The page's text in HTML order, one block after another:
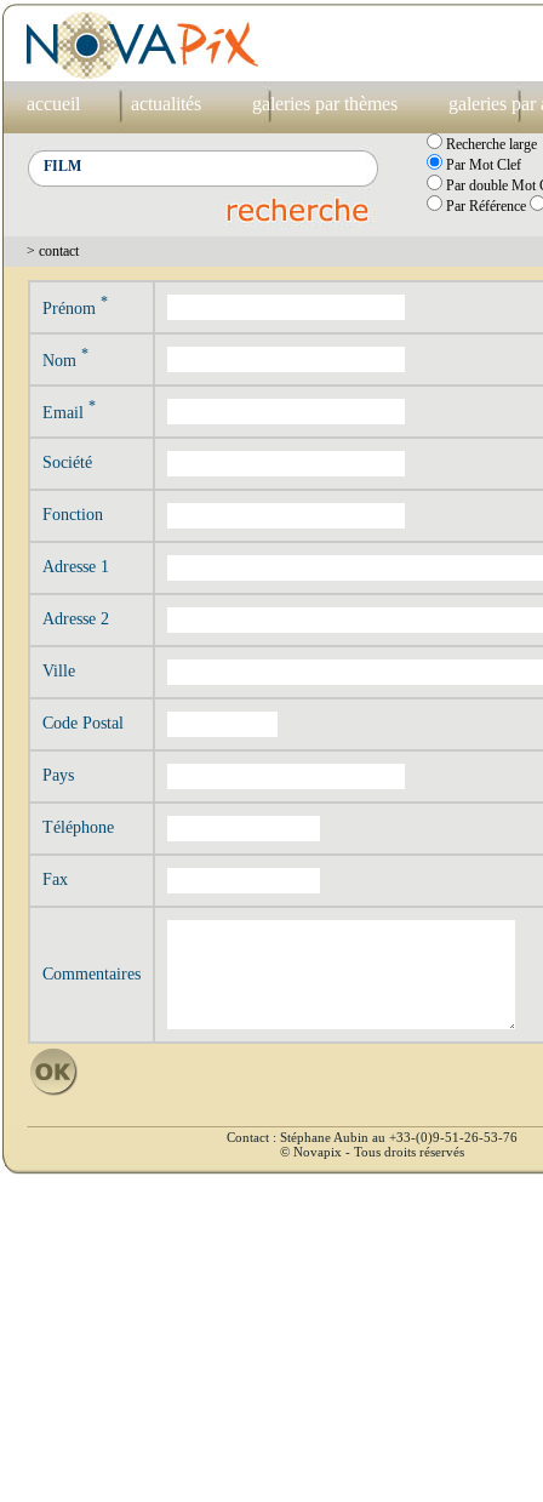
accueil actualités galeries par thèmes galeries par
Recherche large
Par Mot Clef
Par double Mot
Par Référence
> contact
Prénom *
Nom *
Email *
Société
Fonction
Adresse 1
Adresse 2
Ville
Code Postal
Pays
Téléphone
Fax
Commentaires
Contact : Stéphane Aubin au +33-(0)9-51-26-53-76
© Novapix - Tous droits réservés